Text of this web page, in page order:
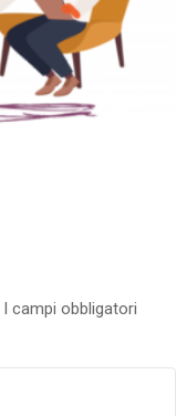
I campi obbligatori